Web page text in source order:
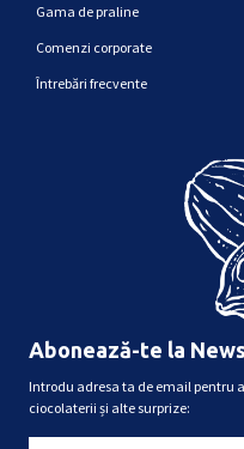
Gama de praline
Comenzi corporate
Întrebări frecvente
Abonează-te la
Introdu adresa ta de email pentru
ciocolaterii și alte surprize: